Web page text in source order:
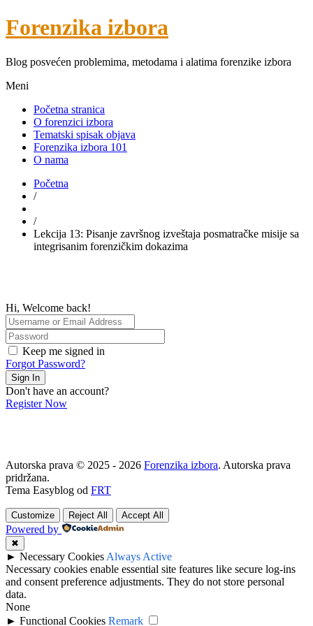
Forenzika izbora
Blog posvećen problemima, metodama i alatima forenzike izbora
Meni
Početna stranica
O forenzici izbora
Tematski spisak objava
Forenzika izbora 101
O nama
Početna
/
/
Lekcija 13: Pisanje završnog izveštaja posmatračke misije sa
integrisanim forenzičkim dokazima
Hi, Welcome back!
Keep me signed in
Forgot Password?
Sign In
Don't have an account?
Register Now
Autorska prava © 2025 - 2026 Forenzika izbora. Autorska prava
pridržana.
Tema Easyblog od FRT
Customize Reject All Accept All
Powered by
✖
► Necessary Cookies Always Active
Necessary cookies enable essential site features like secure log-ins
and consent preference adjustments. They do not store personal
data.
None
► Functional Cookies Remark